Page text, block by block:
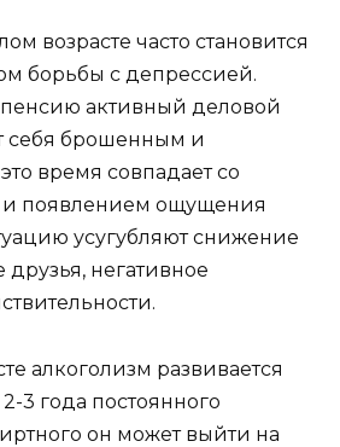
возрасте часто становится
борьбы с депрессией.
активный деловой
себя брошенным и
время совпадает со
и появлением ощущения
усугубляют снижение
негативное
алкоголизм развивается
3 года постоянного
он может выйти на